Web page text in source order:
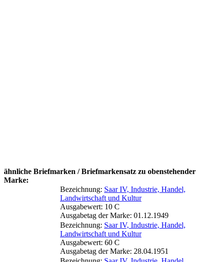
ähnliche Briefmarken / Briefmarkensatz zu obenstehender
Marke:
Bezeichnung: Saar IV, Industrie, Handel,
Landwirtschaft und Kultur
Ausgabewert: 10 C
Ausgabetag der Marke: 01.12.1949
Bezeichnung: Saar IV, Industrie, Handel,
Landwirtschaft und Kultur
Ausgabewert: 60 C
Ausgabetag der Marke: 28.04.1951